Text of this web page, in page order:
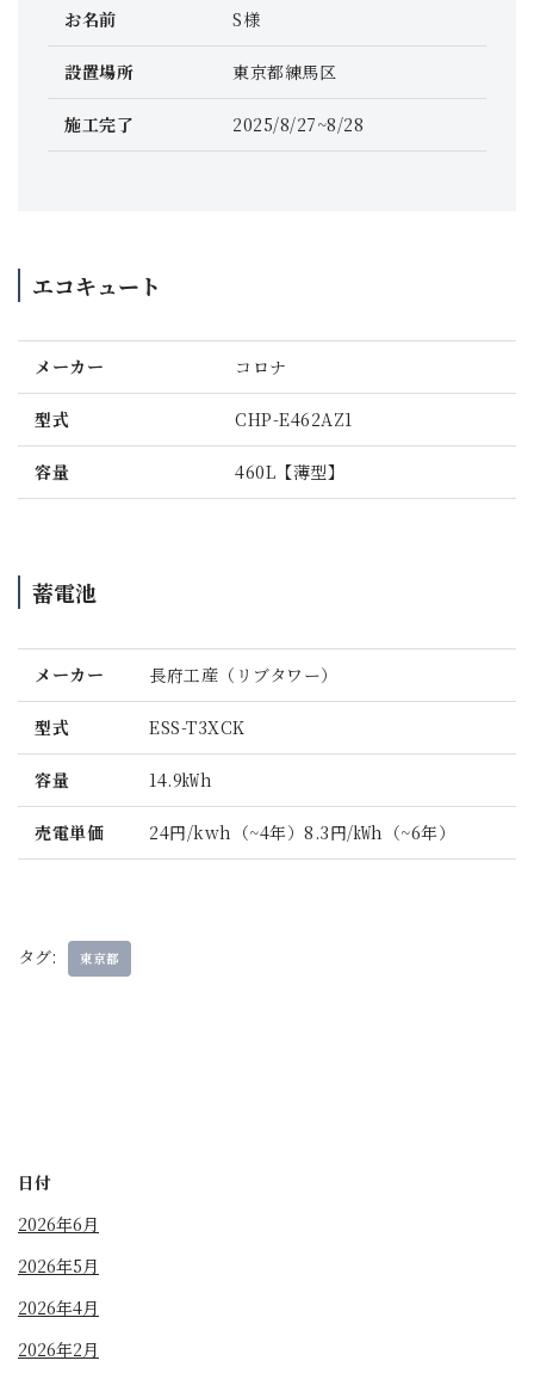
お名前 S様
設置場所 東京都練馬区
施工完了 2025/8/27~8/28
エコキュート
メーカー コロナ
型式 CHP-E462AZ1
容量 460L【薄型】
蓄電池
メーカー 長府工産（リブタワー）
型式 ESS-T3XCK
容量 14.9㎾h
売電単価 24円/kwh（~4年）8.3円/㎾h（~6年）
タグ: 東京都
日付
2026年6月
2026年5月
2026年4月
2026年2月